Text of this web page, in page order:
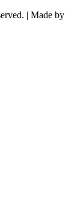
| Made by